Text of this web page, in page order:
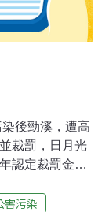
後勁溪，遭高
裁罰，日月光
認定裁罰金額
已繳的1億201
害污染